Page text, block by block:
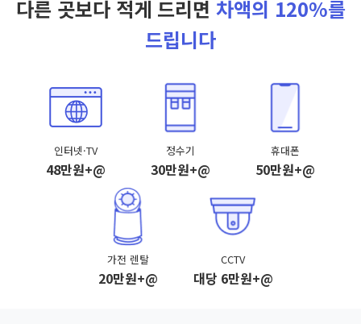
다른 곳보다 적게 드리면 차액의 120%를
드립니다
인터넷·TV
48만원+@
정수기
30만원+@
휴대폰
50만원+@
가전 렌탈
20만원+@
CCTV
대당 6만원+@